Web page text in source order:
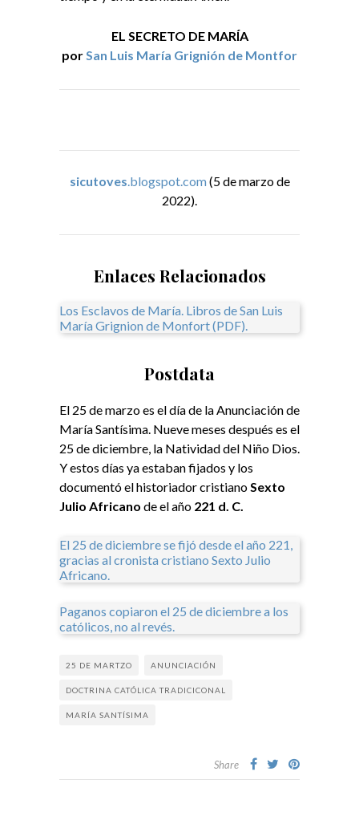
EL SECRETO DE MARÍA
porSan Luis María Grignión de Montfor
sicutoves.blogspot.com(5 de marzo de
2022).
Enlaces Relacionados
Los Esclavos de María. Libros de San Luis
María Grignion de Monfort (PDF).
Postdata
El 25 de marzo es el día de la Anunciación de
María Santísima. Nueve meses después es el
25 de diciembre, la Natividad del Niño Dios.
Y estos días ya estaban fijados y los
documentó el historiador cristianoSexto
Julio Africano de el año 221 d. C.
El 25 de diciembre se fijó desde el año 221,
gracias al cronista cristiano Sexto Julio
Africano.
Paganos copiaron el 25 de diciembre a los
católicos, no al revés.
25 DE MARTZO ANUNCIACIÓN
DOCTRINA CATÓLICA TRADICICONAL
MARÍA SANTÍSIMA
Share